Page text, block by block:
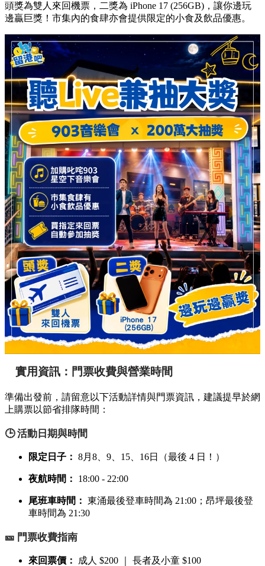
頭獎為雙人來回機票，二獎為 iPhone 17 (256GB)，讓你邊玩
邊贏巨獎！市集內的食肆亦會提供限定的小食及飲品優惠。
實用資訊：門票收費與營業時間
準備出發前，請留意以下活動詳情與門票資訊，建議提早於網
上購票以節省排隊時間：
🕒 活動日期與時間
限定日子： 8月8、9、15、16日（最後 4 日！）
夜航時間： 18:00 - 22:00
尾班車時間： 東涌最後登車時間為 21:00；昂坪最後登
車時間為 21:30
🎫 門票收費指南
來回票價： 成人 $200 ｜ 長者及小童 $100